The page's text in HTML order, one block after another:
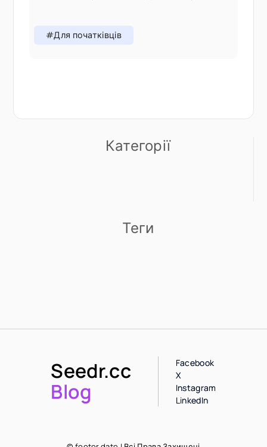
перемикання вкладок. Чому ми змінили
#Для початківців
Категорії
Теги
Seedr.cc
Blog
Facebook
X
Instagram
LinkedIn